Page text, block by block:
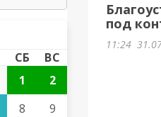
СБ
ВС
1
2
8
9
под
11:24